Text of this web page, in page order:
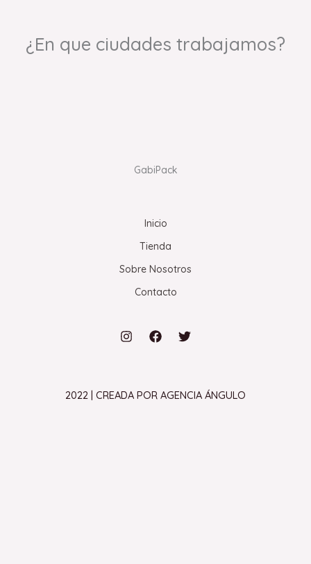
¿En que ciudades trabajamos?
GabiPack
Inicio
Tienda
Sobre Nosotros
Contacto
2022 | CREADA POR AGENCIA ÁNGULO